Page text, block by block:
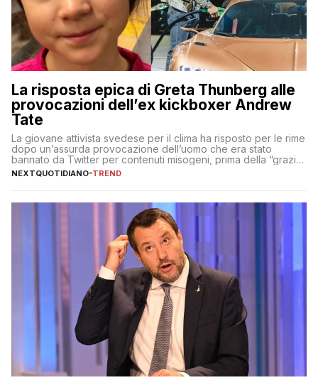
La risposta epica di Greta Thunberg alle
provocazioni dell’ex kickboxer Andrew
Tate
La giovane attivista svedese per il clima ha risposto per le rime
dopo un’assurda provocazione dell’uomo che era stato
bannato da Twitter per contenuti misogeni, prima della “grazia”
di Elon Musk
NEXTQUOTIDIANO-TREND